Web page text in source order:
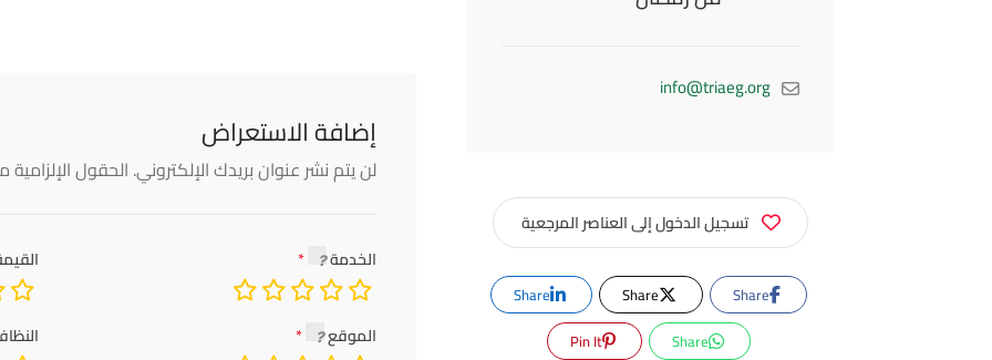
إضافة الاستعراض
لن يتم نشر عنوان بريدك الإلكتروني. الحقول الإلزامية
الخدمة
الموقع
info@triaeg.org
تسجيل الدخول إلى العناصر المرجعية
Share
Share
Share
Share
Pin It